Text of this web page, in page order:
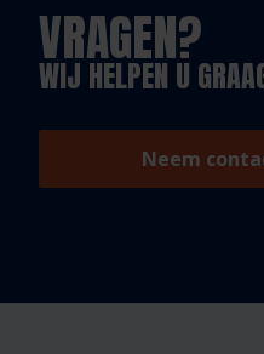
VRAGEN?
WIJ HELPEN U
Neem